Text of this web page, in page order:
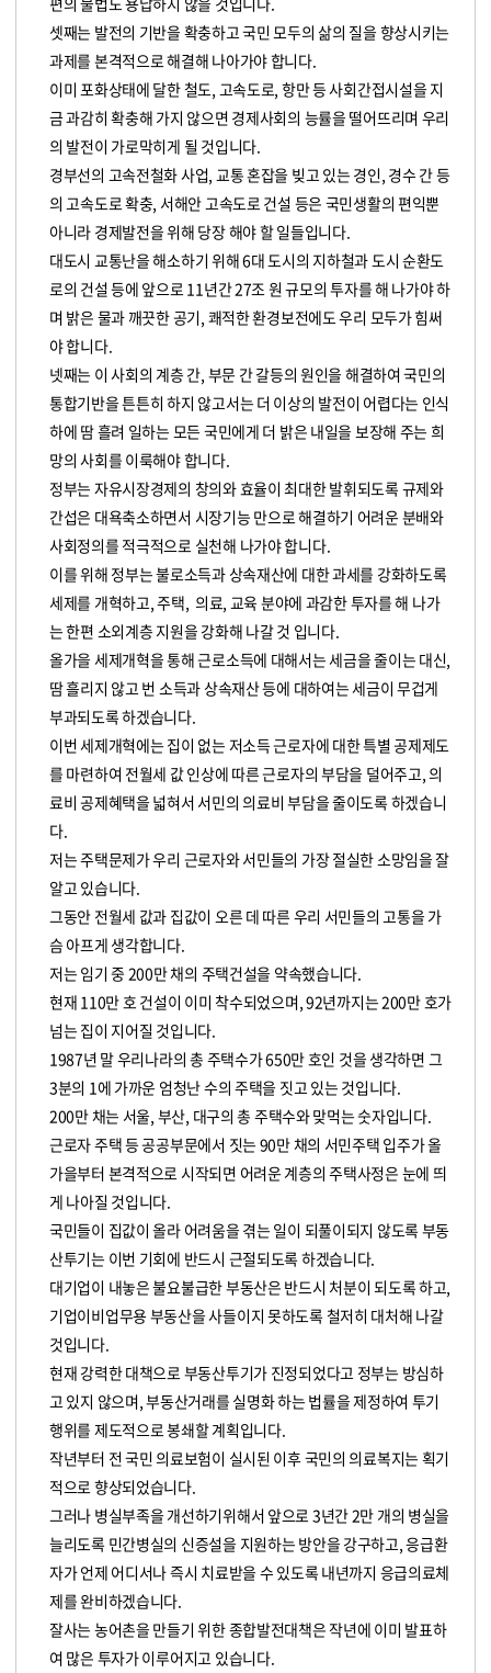
셋째는 발전의 기반을 확충하고 국민 모두의 삶의 질을 향상시키는
과제를 본격적으로 해결해 나아가야 합니다.
이미 포화상태에 달한 철도, 고속도로, 항만 등 사회간접시설을 지
금 과감히 확충해 가지 않으면 경제사회의 능률을 떨어뜨리며 우리
의 발전이 가로막히게 될 것입니다.
경부선의 고속전철화 사업, 교통 혼잡을 빚고 있는 경인, 경수 간 등
의 고속도로 확충, 서해안 고속도로 건설 등은 국민생활의 편익뿐
아니라 경제발전을 위해 당장 해야 할 일들입니다.
대도시 교통난을 해소하기 위해 6대 도시의 지하철과 도시 순환도
로의 건설 등에 앞으로 11년간 27조 원 규모의 투자를 해 나가야 하
며 밝은 물과 깨끗한 공기, 쾌적한 환경보전에도 우리 모두가 힘써
야 합니다.
넷째는 이 사회의 계층 간, 부문 간 갈등의 원인을 해결하여 국민의
통합기반을 튼튼히 하지 않고서는 더 이상의 발전이 어렵다는 인식
하에 땀 흘려 일하는 모든 국민에게 더 밝은 내일을 보장해 주는 희
망의 사회를 이룩해야 합니다.
정부는 자유시장경제의 창의와 효율이 최대한 발휘되도록 규제와
간섭은 대욕축소하면서 시장기능 만으로 해결하기 어려운 분배와
사회정의를 적극적으로 실천해 나가야 합니다.
이를 위해 정부는 불로소득과 상속재산에 대한 과세를 강화하도록
세제를 개혁하고, 주택, 의료, 교육 분야에 과감한 투자를 해 나가
는 한편 소외계층 지원을 강화해 나갈 것 입니다.
올가을 세제개혁을 통해 근로소득에 대해서는 세금을 줄이는 대신,
땀 흘리지 않고 번 소득과 상속재산 등에 대하여는 세금이 무겁게
부과되도록 하겠습니다.
이번 세제개혁에는 집이 없는 저소득 근로자에 대한 특별 공제제도
를 마련하여 전월세 값 인상에 따른 근로자의 부담을 덜어주고, 의
료비 공제혜택을 넓혀서 서민의 의료비 부담을 줄이도록 하겠습니
다.
저는 주택문제가 우리 근로자와 서민들의 가장 절실한 소망임을 잘
알고 있습니다.
그동안 전월세 값과 집값이 오른 데 따른 우리 서민들의 고통을 가
슴 아프게 생각합니다.
저는 임기 중 200만 채의 주택건설을 약속했습니다.
현재 110만 호 건설이 이미 착수되었으며, 92년까지는 200만 호가
넘는 집이 지어질 것입니다.
1987년 말 우리나라의 총 주택수가 650만 호인 것을 생각하면 그
3분의 1에 가까운 엄청난 수의 주택을 짓고 있는 것입니다.
200만 채는 서울, 부산, 대구의 총 주택수와 맞먹는 숫자입니다.
근로자 주택 등 공공부문에서 짓는 90만 채의 서민주택 입주가 올
가을부터 본격적으로 시작되면 어려운 계층의 주택사정은 눈에 띄
게 나아질 것입니다.
국민들이 집값이 올라 어려움을 겪는 일이 되풀이되지 않도록 부동
산투기는 이번 기회에 반드시 근절되도록 하겠습니다.
대기업이 내놓은 불요불급한 부동산은 반드시 처분이 되도록 하고,
기업이비업무용 부동산을 사들이지 못하도록 철저히 대처해 나갈
것입니다.
현재 강력한 대책으로 부동산투기가 진정되었다고 정부는 방심하
고 있지 않으며, 부동산거래를 실명화 하는 법률을 제정하여 투기
행위를 제도적으로 봉쇄할 계획입니다.
작년부터 전 국민 의료보험이 실시된 이후 국민의 의료복지는 획기
적으로 향상되었습니다.
그러나 병실부족을 개선하기위해서 앞으로 3년간 2만 개의 병실을
늘리도록 민간병실의 신증설을 지원하는 방안을 강구하고, 응급환
자가 언제 어디서나 즉시 치료받을 수 있도록 내년까지 응급의료체
제를 완비하겠습니다.
잘사는 농어촌을 만들기 위한 종합발전대책은 작년에 이미 발표하
여 많은 투자가 이루어지고 있습니다.